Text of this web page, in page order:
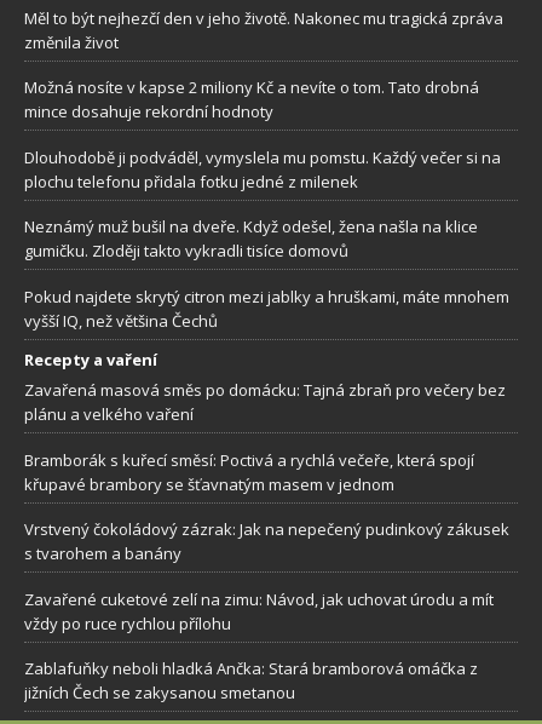
Měl to být nejhezčí den v jeho životě. Nakonec mu tragická zpráva
změnila život
Možná nosíte v kapse 2 miliony Kč a nevíte o tom. Tato drobná
mince dosahuje rekordní hodnoty
Dlouhodobě ji podváděl, vymyslela mu pomstu. Každý večer si na
plochu telefonu přidala fotku jedné z milenek
Neznámý muž bušil na dveře. Když odešel, žena našla na klice
gumičku. Zloději takto vykradli tisíce domovů
Pokud najdete skrytý citron mezi jablky a hruškami, máte mnohem
vyšší IQ, než většina Čechů
Recepty a vaření
Zavařená masová směs po domácku: Tajná zbraň pro večery bez
plánu a velkého vaření
Bramborák s kuřecí směsí: Poctivá a rychlá večeře, která spojí
křupavé brambory se šťavnatým masem v jednom
Vrstvený čokoládový zázrak: Jak na nepečený pudinkový zákusek
s tvarohem a banány
Zavařené cuketové zelí na zimu: Návod, jak uchovat úrodu a mít
vždy po ruce rychlou přílohu
Zablafuňky neboli hladká Ančka: Stará bramborová omáčka z
jižních Čech se zakysanou smetanou